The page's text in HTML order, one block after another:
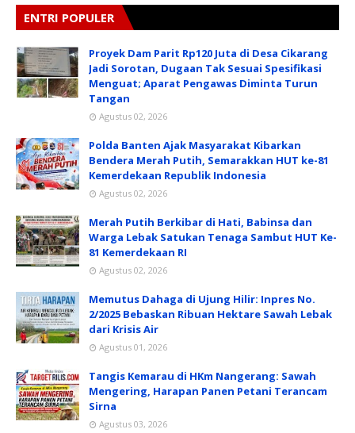
ENTRI POPULER
Proyek Dam Parit Rp120 Juta di Desa Cikarang
Jadi Sorotan, Dugaan Tak Sesuai Spesifikasi
Menguat; Aparat Pengawas Diminta Turun
Tangan
Agustus 02, 2026
Polda Banten Ajak Masyarakat Kibarkan
Bendera Merah Putih, Semarakkan HUT ke-81
Kemerdekaan Republik Indonesia
Agustus 02, 2026
Merah Putih Berkibar di Hati, Babinsa dan
Warga Lebak Satukan Tenaga Sambut HUT Ke-
81 Kemerdekaan RI
Agustus 02, 2026
Memutus Dahaga di Ujung Hilir: Inpres No.
2/2025 Bebaskan Ribuan Hektare Sawah Lebak
dari Krisis Air
Agustus 01, 2026
Tangis Kemarau di HKm Nangerang: Sawah
Mengering, Harapan Panen Petani Terancam
Sirna
Agustus 03, 2026